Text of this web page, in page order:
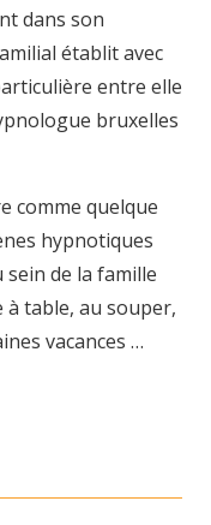
dans son
établit avec
entre elle
bruxelles
comme quelque
hypnotiques
de la famille
à table, au souper,
vacances …